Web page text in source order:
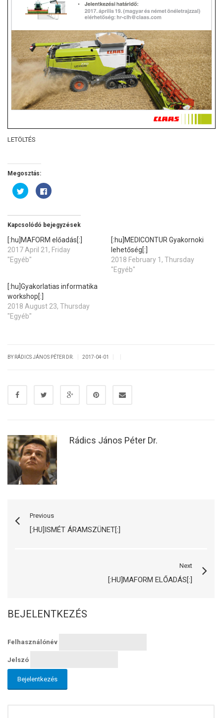
LETÖLTÉS
Megosztás:
Kattints
ide
megosztáshoz(Új
nyílik
meg)
Facebookon
való
ablakban
nyílik
meg)
Kapcsolódó bejegyzések
[:hu]MAFORM előadás[:]
2017 April 21, Friday
"Egyéb"
[:hu]MEDICONTUR Gyakornoki
lehetőség[:]
2018 February 1, Thursday
"Egyéb"
[:hu]Gyakorlatias informatika
workshop[:]
2018 August 23, Thursday
"Egyéb"
BY RÁDICS JÁNOS PÉTER DR. 2017-04-01
Rádics János Péter Dr.
Previous
[:HU]ISMÉT ÁRAMSZÜNET[:]
Next
[:HU]MAFORM ELŐADÁS[:]
BEJELENTKEZÉS
Felhasználónév
Jelszó